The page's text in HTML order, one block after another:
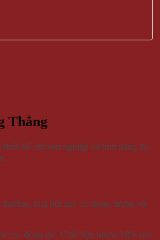
Thẳng
kế chuyên nghiệp và tính năng đa
loại bút này có trọng lượng và
các động tác. Chất liệu nhựa ABS cao